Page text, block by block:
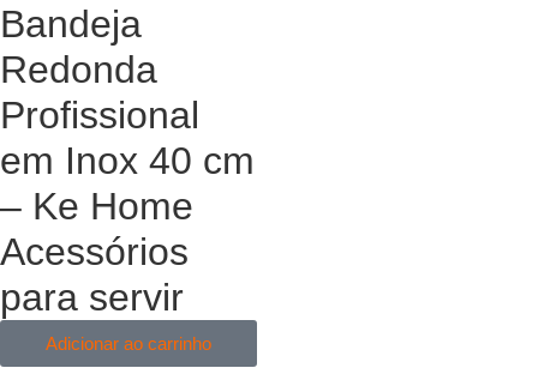
Bandeja
Redonda
Profissional
em Inox 40 cm
– Ke Home
Acessórios
para servir
Adicionar ao carrinho